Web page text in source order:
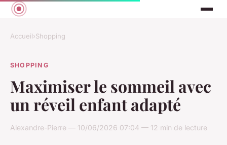
Accueil›Shopping
SHOPPING
Maximiser le sommeil avec
un réveil enfant adapté
Alexandre-Pierre — 10/06/2026 07:04 — 12 min de lecture